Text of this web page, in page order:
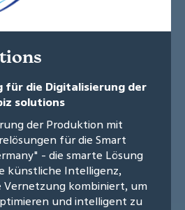
für die Digitalisierung der
solutions
der Produktion mit
für die Smart
- die smarte Lösung
künstliche Intelligenz,
kombiniert, um
und intelligent zu